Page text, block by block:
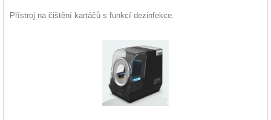
Přístroj na čištění kartáčů s funkcí dezinfekce.